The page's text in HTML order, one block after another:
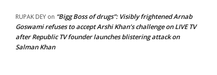
RUPAK DEY on “Bigg Boss of drugs”: Visibly frightened Arnab
Goswami refuses to accept Arshi Khan’s challenge on LIVE TV
after Republic TV founder launches blistering attack on
Salman Khan